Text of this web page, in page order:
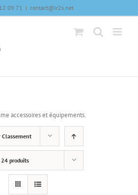
09 71 | contact@ir2s.net
accessoires et équipements.
Classement
24 produits